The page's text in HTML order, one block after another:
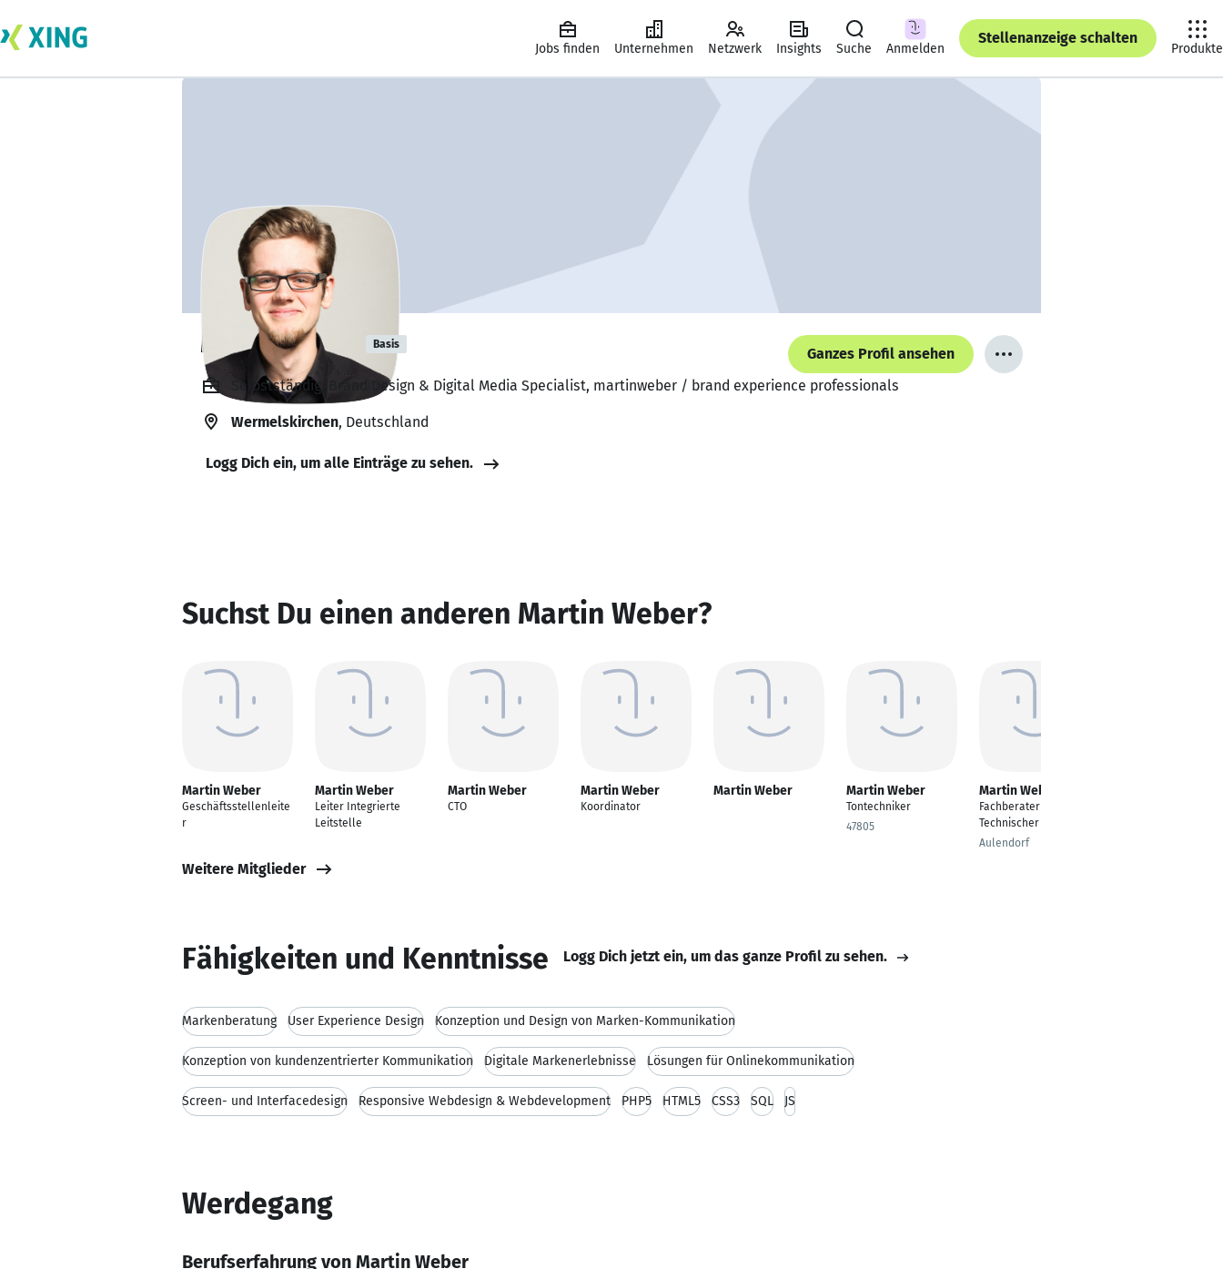
Jobs finden Unternehmen Netzwerk Insights Suche Anmelden
Stellenanzeige schalten
Produkte
Martin Weber Basis
Ganzes Profil ansehen
Selbstständig, Brand Design & Digital Media Specialist, martinweber / brand experience professionals
Wermelskirchen, Deutschland
Logg Dich ein, um alle Einträge zu sehen.
Suchst Du einen anderen Martin Weber?
Martin Weber
Geschäftsstellenleite
r
Martin Weber
Leiter Integrierte
Leitstelle
Martin Weber
CTO
Martin Weber
Koordinator
Martin Weber Martin Weber
Tontechniker
47805
Martin Weber
Fachberater /
Technischer Vertrieb
Aulendorf
Weitere Mitglieder
Fähigkeiten und Kenntnisse Logg Dich jetzt ein, um das ganze Profil zu sehen.
Markenberatung User Experience Design Konzeption und Design von Marken-Kommunikation
Konzeption von kundenzentrierter Kommunikation Digitale Markenerlebnisse Lösungen für Onlinekommunikation
Screen- und Interfacedesign Responsive Webdesign & Webdevelopment PHP5 HTML5 CSS3 SQL JS
Werdegang
Berufserfahrung von Martin Weber